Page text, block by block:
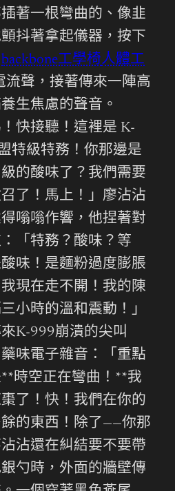
著一根彎曲的、像韭
抖著拿起儀器，按下
backbone工學椅人體工
流聲，接著傳來一陣高
生焦慮的聲音。
快接聽！這裡是 K-
特級特務！你那邊是
的酸味了？我們需要
了！馬上！」廖沾沾
嗡嗡作響，他捏著對
「特務？酸味？等
味！是麵粉過度膨脹
現在走不開！我的陳
小時的溫和震動！」
K-999崩潰的尖叫
味電子雜音：「重點
時空正在彎曲！**我
了！快！我們在你的
的東西！除了——你那
沾還在糾結要不要帶
勺時，外面的牆壁傳